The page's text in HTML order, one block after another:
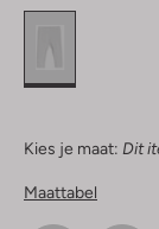
Kies je maat: Dit
Maattabel